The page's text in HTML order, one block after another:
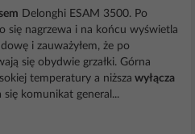
Delonghi ESAM 3500. Po
się nagrzewa i na końcu wyświetla
i zauważyłem, że po
się obydwie grzałki. Górna
temperatury a niższa wyłącza
komunikat general...